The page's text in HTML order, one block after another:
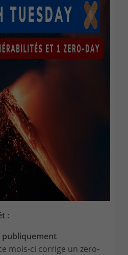
:
publiquement
mois-ci corrige un zero-